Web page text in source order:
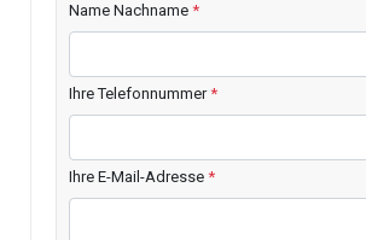
Name Nachname*
Ihre Telefonnummer*
Ihre E-Mail-Adresse*